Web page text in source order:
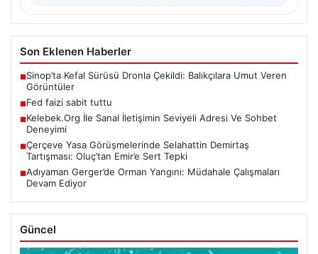
Son Eklenen Haberler
■Sinop’ta Kefal Sürüsü Dronla Çekildi: Balıkçılara Umut Veren
Görüntüler
■Fed faizi sabit tuttu
■Kelebek.Org İle Sanal İletişimin Seviyeli Adresi Ve Sohbet
Deneyimi
■Çerçeve Yasa Görüşmelerinde Selahattin Demirtaş
Tartışması: Oluç’tan Emir’e Sert Tepki
■Adıyaman Gerger’de Orman Yangını: Müdahale Çalışmaları
Devam Ediyor
Güncel